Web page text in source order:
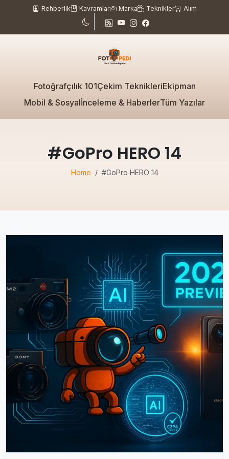
Rehberlik Kavramlar Marka Teknikler Alım
Fotoğrafçılık 101Çekim TeknikleriEkipman
Mobil & Sosyalİnceleme & HaberlerTüm Yazılar
#GoPro HERO 14
Home #GoPro HERO 14